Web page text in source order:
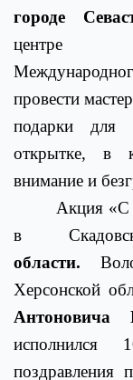
городе
центре
провести
подарки для
открытке, в
внимание и
Акция «С
в
области.
Херсонской
Антоновича
поздравления